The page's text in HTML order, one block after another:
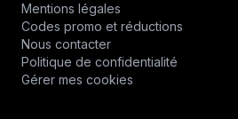
Mentions légales
Codes promo et réductions
Nous contacter
Politique de confidentialité
Gérer mes cookies